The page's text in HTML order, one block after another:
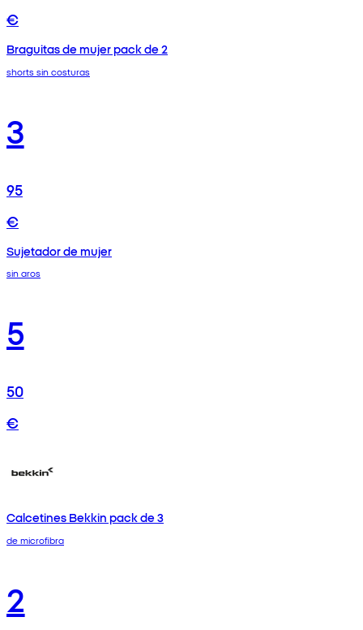
€
Braguitas de mujer pack de 2
shorts sin costuras
3
95
€
Sujetador de mujer
sin aros
5
50
€
Calcetines Bekkin pack de 3
de microfibra
2